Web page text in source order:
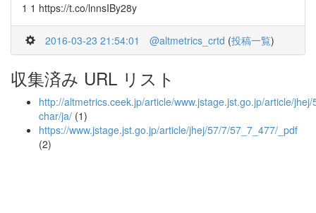
1 1 https://t.co/lnnsIBy28y
2016-03-23 21:54:01 @altmetrics_crtd (投稿一覧)
収集済み URL リスト
http://altmetrics.ceek.jp/article/www.jstage.jst.go.jp/article/
char/ja/ (1)
https://www.jstage.jst.go.jp/article/jhej/57/7/57_7_477/_pdf
(2)